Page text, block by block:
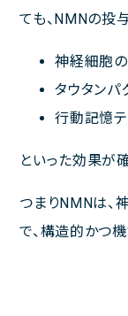
ても、NMNの投
神経細胞
タウタンパ
行動記憶
といった効果が
つまりNMNは、
で、構造的かつ